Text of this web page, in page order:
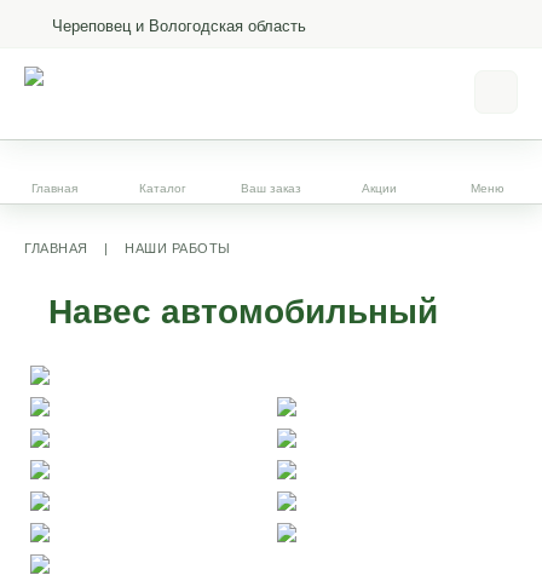
Череповец и Вологодская область
Главная Каталог Ваш заказ Акции Меню
ГЛАВНАЯ | НАШИ РАБОТЫ
Навес автомобильный